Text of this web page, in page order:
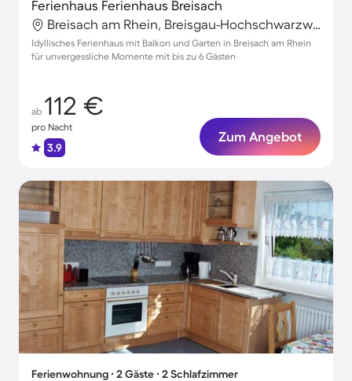
Ferienhaus Ferienhaus Breisach
Breisach am Rhein, Breisgau-Hochschwarzwald, Deutschland
Idyllisches Ferienhaus mit Balkon und Garten in Breisach am Rhein
für unvergessliche Momente mit bis zu 6 Gästen
ab 112 €
pro Nacht
3.9
Zum Angebot
Ferienwohnung ∙ 2 Gäste ∙ 2 Schlafzimmer